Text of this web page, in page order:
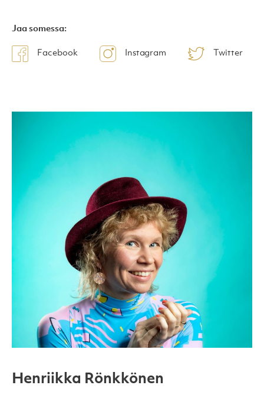
Jaa somessa:
Facebook Instagram Twitter
Henriikka Rönkkönen